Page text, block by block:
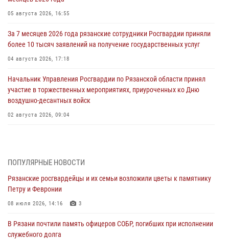
05 августа 2026, 16:55
За 7 месяцев 2026 года рязанские сотрудники Росгвардии приняли
более 10 тысяч заявлений на получение государственных услуг
04 августа 2026, 17:18
Начальник Управления Росгвардии по Рязанской области принял
участие в торжественных мероприятиях, приуроченных ко Дню
воздушно-десантных войск
02 августа 2026, 09:04
Для детей рязанских росгвардейцев в историческом музее провели
экскурсию по экспозиции, посвящённой губернской эпохе
В Управлении Росгвардии по Рязанской области состоялось
ПОПУЛЯРНЫЕ НОВОСТИ
Рязанские росгвардейцы и их семьи возложили цветы к памятнику
Петру и Февронии
08 июля 2026, 14:16 3
В Рязани почтили память офицеров СОБР, погибших при исполнении
служебного долга